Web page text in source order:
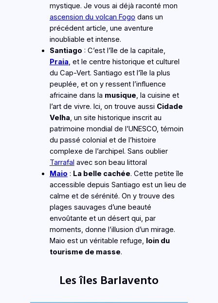
mystique. Je vous ai déjà raconté mon
ascension du volcan Fogo dans un
précédent article, une aventure
inoubliable et intense.
Santiago : C’est l’île de la capitale,
Praia, et le centre historique et culturel
du Cap-Vert. Santiago est l’île la plus
peuplée, et on y ressent l’influence
africaine dans la musique, la cuisine et
l’art de vivre. Ici, on trouve aussi Cidade
Velha, un site historique inscrit au
patrimoine mondial de l’UNESCO, témoin
du passé colonial et de l’histoire
complexe de l’archipel. Sans oublier
Tarrafal avec son beau littoral
Maio : La belle cachée. Cette petite île
accessible depuis Santiago est un lieu de
calme et de sérénité. On y trouve des
plages sauvages d’une beauté
envoûtante et un désert qui, par
moments, donne l’illusion d’un mirage.
Maio est un véritable refuge, loin du
tourisme de masse.
Les îles Barlavento